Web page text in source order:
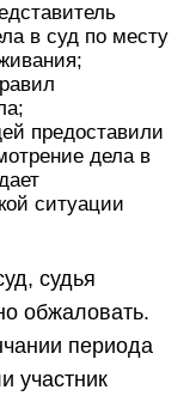
в суд по месту
предоставили
дела в
ситуации
судья
обжаловать.
периода
участник